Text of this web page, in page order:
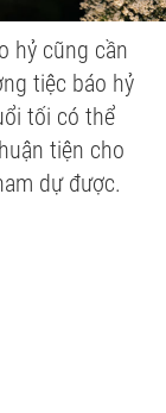
hỷ cũng cần
tiệc báo hỷ
tối có thể
tiện cho
dự được.